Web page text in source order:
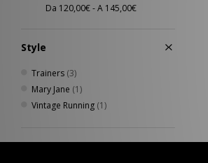
Style
Trainers (3)
Mary Jane (1)
Vintage Running (1)